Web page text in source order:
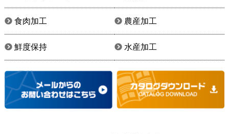
食肉加工 農産加工
鮮度保持 水産加工